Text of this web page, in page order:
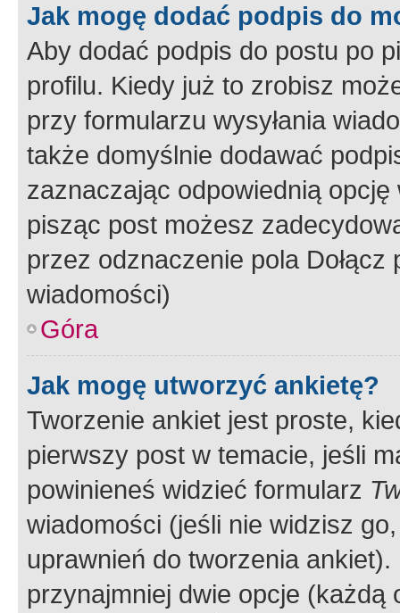
Jak mogę dodać podpis do
Aby dodać podpis do postu po
profilu. Kiedy już to zrobisz
przy formularzu wysyłania
także domyślnie dodawać
zaznaczając odpowiednią
pisząc post możesz
przez odznaczenie pola
wiadomości)
Góra
Jak mogę utworzyć ankietę?
Tworzenie ankiet jest proste,
pierwszy post w temacie, jeśli
powinieneś widzieć formularz
wiadomości (jeśli nie widzisz
uprawnień do tworzenia
przynajmniej dwie opcje